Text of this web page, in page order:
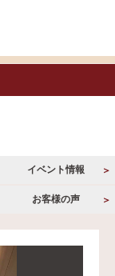
イベント情報
お客様の声